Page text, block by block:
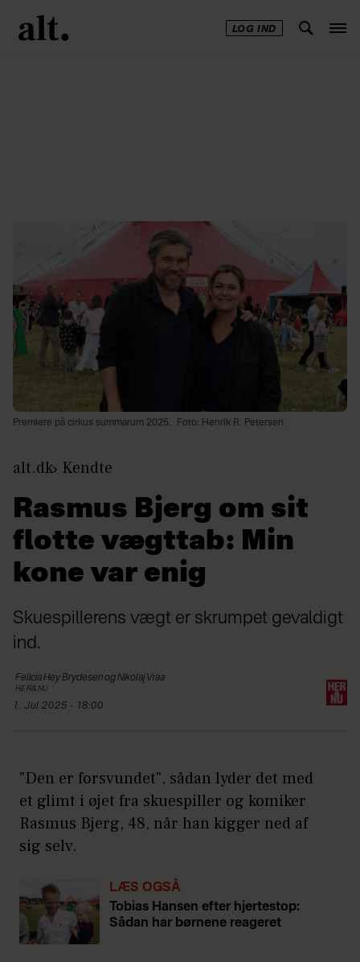
LOG IND
Premiere på cirkus summarum 2025. Foto: Henrik R. Petersen
alt.dk Kendte
Rasmus Bjerg om sit
flotte vægttab: Min
kone var enig
Skuespillerens vægt er skrumpet gevaldigt
ind.
Felicia HeyBrydesen og Nikolaj Vraa
HER&NU
1. Jul 2025 - 18:00
"Den er forsvundet", sådan lyder det med
et glimt i øjet fra skuespiller og komiker
Rasmus Bjerg, 48, når han kigger ned af
sig selv.
LÆS OGSÅ
Tobias Hansen efter hjertestop:
Sådan har børnene reageret